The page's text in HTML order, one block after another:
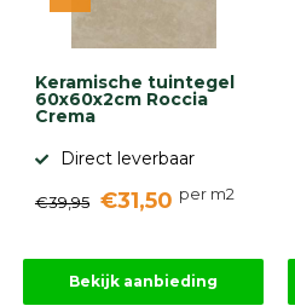
Keramische tuintegel
60x60x2cm Roccia
Crema
Direct leverbaar
€39,95 €31,50 per m2
Bekijk aanbieding